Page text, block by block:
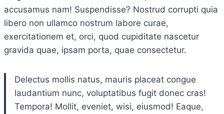
accusamus nam! Suspendisse? Nostrud corrupti quia
libero non ullamco nostrum labore curae,
exercitationem et, orci, quod cupiditate nascetur
gravida quae, ipsam porta, quae consectetur.
Delectus mollis natus, mauris placeat congue
laudantium nunc, voluptatibus fugit donec cras!
Tempora! Mollit, eveniet, wisi, eiusmod! Eaque,